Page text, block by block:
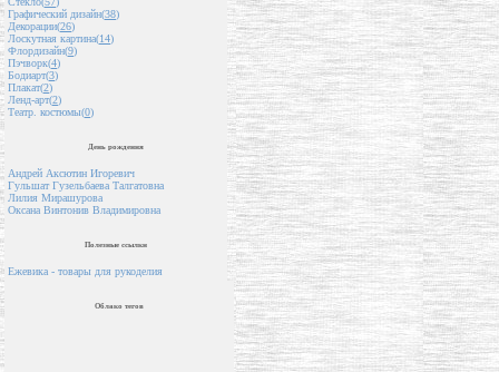
Графический дизайн(38)
Декорации(26)
Лоскутная картина(14)
Флордизайн(9)
Пэчворк(4)
Бодиарт(3)
Плакат(2)
Ленд-арт(2)
Театр. костюмы(0)
День рождения
Андрей Аксютин Игоревич
Гульшат Гузельбаева Талгатовна
Лилия Мирашурова
Оксана Винтонив Владимировна
Полезные ссылки
Ежевика - товары для рукоделия
Облако тегов